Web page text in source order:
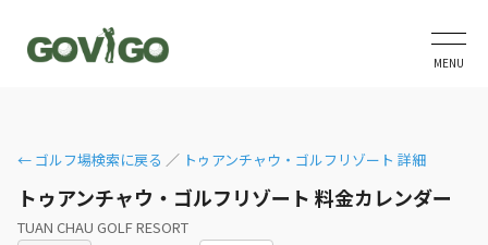
MENU
← ゴルフ場検索に戻る ／ トゥアンチャウ・ゴルフリゾート 詳細
トゥアンチャウ・ゴルフリゾート 料金カレンダー
TUAN CHAU GOLF RESORT